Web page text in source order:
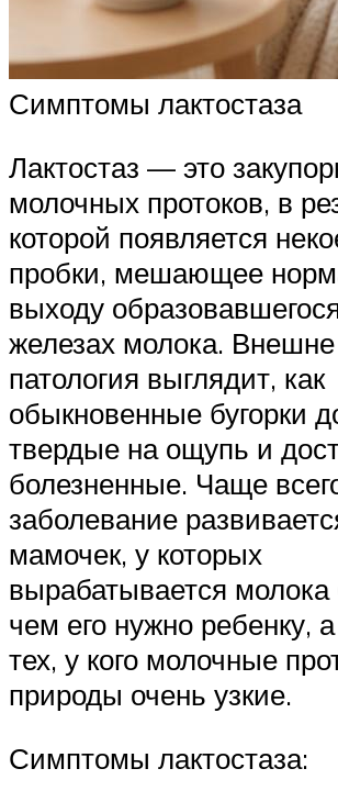
Симптомы лактостаза
Лактостаз — это
молочных протоков, в
которой появляется
пробки, мешающее
выходу
железах молока. Внешне
патология выглядит, как
обыкновенные бугорки
твердые на ощупь и
болезненные. Чаще
заболевание
мамочек, у которых
вырабатывается
чем его нужно ребенку,
тех, у кого молочные
природы очень узкие.
Симптомы лактостаза: